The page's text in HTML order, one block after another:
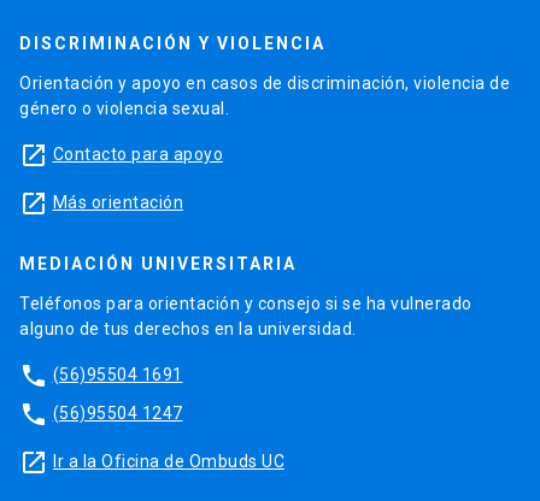
DISCRIMINACIÓN Y VIOLENCIA
Orientación y apoyo en casos de discriminación, violencia de
género o violencia sexual.
launch Contacto para apoyo
launch Más orientación
MEDIACIÓN UNIVERSITARIA
Teléfonos para orientación y consejo si se ha vulnerado
alguno de tus derechos en la universidad.
phone (56)95504 1691
phone (56)95504 1247
launch Ir a la Oficina de Ombuds UC